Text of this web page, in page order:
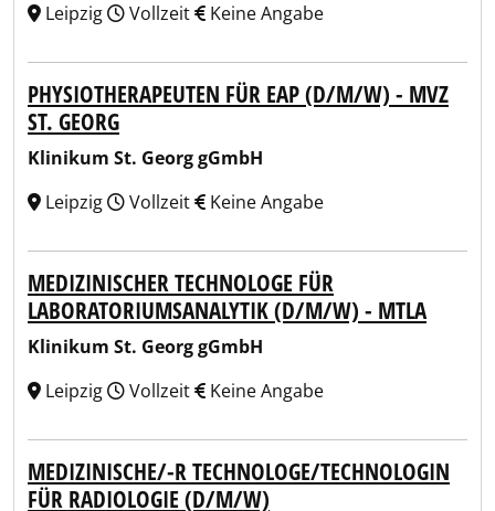
Leipzig
Vollzeit Keine Angabe
PHYSIOTHERAPEUTEN FÜR EAP (D/M/W) - MVZ
ST. GEORG
Klinikum St. Georg gGmbH
Leipzig
Vollzeit Keine Angabe
MEDIZINISCHER TECHNOLOGE FÜR
LABORATORIUMSANALYTIK (D/M/W) - MTLA
Klinikum St. Georg gGmbH
Leipzig
Vollzeit Keine Angabe
MEDIZINISCHE/-R TECHNOLOGE/TECHNOLOGIN
FÜR RADIOLOGIE (D/M/W)